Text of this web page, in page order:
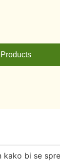
Products
kako bi se